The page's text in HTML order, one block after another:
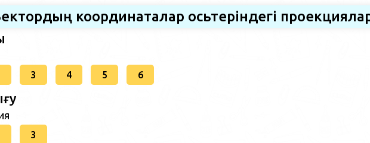
координаталар осьтеріндегі
3 4 5 6
3